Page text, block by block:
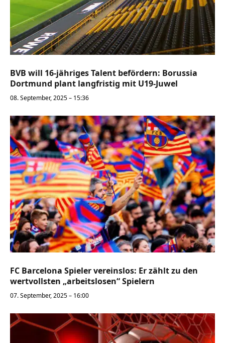
BVB will 16-jähriges Talent befördern: Borussia
Dortmund plant langfristig mit U19-Juwel
08. September, 2025 – 15:36
FC Barcelona Spieler vereinslos: Er zählt zu den
wertvollsten „arbeitslosen“ Spielern
07. September, 2025 – 16:00